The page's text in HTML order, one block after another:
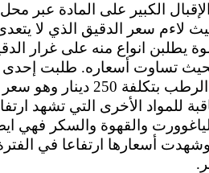
الكبير على المادة عبر
يطلبن انواع منه على غرار
من الدقيق الرطب
للمواد الأخرى التي تشهد
والقهوة والسكر فهي
أسعارها ارتفاعا في